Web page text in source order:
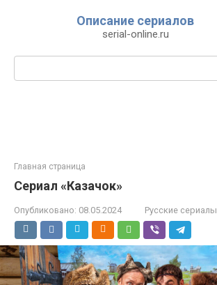
Описание сериалов
serial-online.ru
Поиск:
Главная страница
Сериал «Казачок»
Опубликовано: 08.05.2024 Русские сериалы